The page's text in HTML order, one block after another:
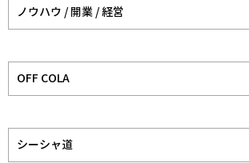
ノウハウ / 開業 / 経営
OFF COLA
シーシャ道